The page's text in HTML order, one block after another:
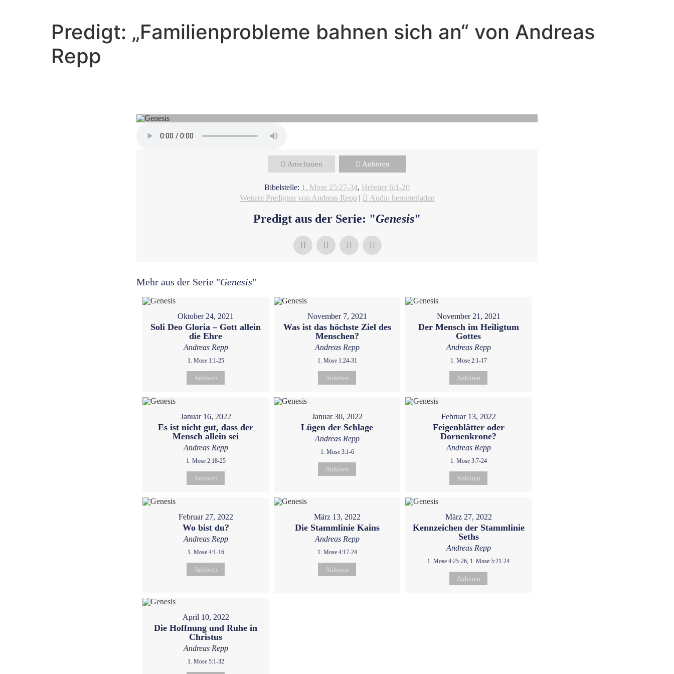
Predigt: „Familienprobleme bahnen sich an“ von Andreas
Repp
Anschauen Anhören
Bibelstelle: 1. Mose 25:27-34, Hebräer 6:1-20
Weitere Predigten von Andreas Repp | Audio herunterladen
Predigt aus der Serie: "Genesis"
Mehr aus der Serie "Genesis"
Oktober 24, 2021
Soli Deo Gloria – Gott allein
die Ehre
Andreas Repp
1. Mose 1:1-25
Anhören
November 7, 2021
Was ist das höchste Ziel des
Menschen?
Andreas Repp
1. Mose 1:24-31
Anhören
November 21, 2021
Der Mensch im Heiligtum
Gottes
Andreas Repp
1. Mose 2:1-17
Anhören
Januar 16, 2022
Es ist nicht gut, dass der
Mensch allein sei
Andreas Repp
1. Mose 2:18-25
Anhören
Januar 30, 2022
Lügen der Schlage
Andreas Repp
1. Mose 3:1-6
Anhören
Februar 13, 2022
Feigenblätter oder
Dornenkrone?
Andreas Repp
1. Mose 3:7-24
Anhören
Februar 27, 2022
Wo bist du?
Andreas Repp
1. Mose 4:1-16
Anhören
März 13, 2022
Die Stammlinie Kains
Andreas Repp
1. Mose 4:17-24
Anhören
März 27, 2022
Kennzeichen der Stammlinie
Seths
Andreas Repp
1. Mose 4:25-26, 1. Mose 5:21-24
Anhören
April 10, 2022
Die Hoffnung und Ruhe in
Christus
Andreas Repp
1. Mose 5:1-32